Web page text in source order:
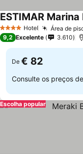
4 EstrelasHotel Área de
ESTIMAR
9,2 Excelente 3.610
De € 82
Consulte os preços de
Escolha popular